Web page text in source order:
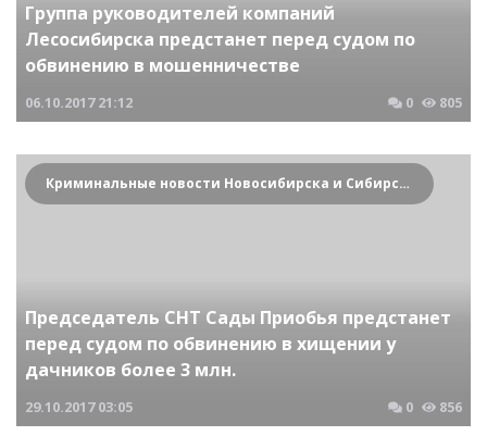
Группа руководителей компаний
Лесосибирска предстанет перед судом по
обвинению в мошенничестве
06.10.2017 21:12 0 805
Криминальные новости Новосибирска и Сибирского региона
Председатель СНТ Сады Приобья предстанет
перед судом по обвинению в хищении у
дачников более 3 млн.
29.10.2017 03:05 0 856